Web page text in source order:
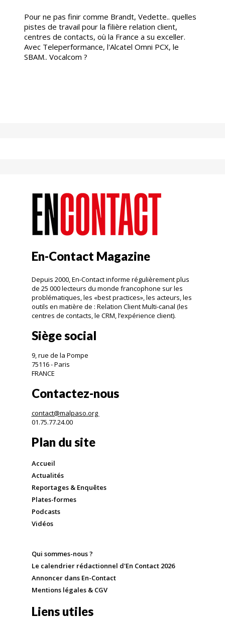
Pour ne pas finir comme Brandt, Vedette.. quelles
pistes de travail pour la filière relation client,
centres de contacts, où la France a su exceller.
Avec Teleperformance, l'Alcatel Omni PCX, le
SBAM.. Vocalcom ?
En-Contact Magazine
Depuis 2000, En-Contact informe régulièrement plus
de 25 000 lecteurs du monde francophone sur les
problématiques, les «best practices», les acteurs, les
outils en matière de : Relation Client Multi-canal (les
centres de contacts, le CRM, l’expérience client).
Siège social
9, rue de la Pompe
75116 - Paris
FRANCE
Contactez-nous
contact@malpaso.org
01.75.77.24.00
Plan du site
Accueil
Actualités
Reportages & Enquêtes
Plates-formes
Podcasts
Vidéos
Qui sommes-nous ?
Le calendrier rédactionnel d'En Contact 2026
Annoncer dans En-Contact
Mentions légales & CGV
Liens utiles